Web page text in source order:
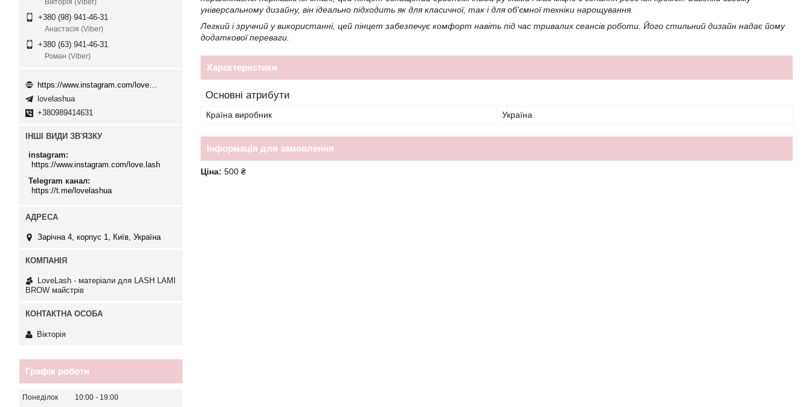
універсальному дизайну, він ідеально підходить як для класичної, так і для об'ємної техніки нарощування.
Легкий і зручний у використанні, цей пінцет забезпечує комфорт навіть під час тривалих сеансів роботи. Його стильний дизайн надає йому
додаткової переваги.
Характеристики
Основні атрибути
Країна виробник Україна
Інформація для замовлення
Ціна: 500 ₴
Вікторія (Viber)
+380 (98) 941-46-31
Анастасія (Viber)
+380 (63) 941-46-31
Роман (Viber)
lovelashua
+380989414631
ІНШІ ВИДИ ЗВ'ЯЗКУ
instagram
https://www.instagram.com/love.lash
Telegram канал
https://t.me/lovelashua
Зарічна 4, корпус 1, Київ, Україна
LoveLash - матеріали для LASH LAMI
BROW майстрів
Вікторія
Графік роботи
Понеділок 10:00
19:00